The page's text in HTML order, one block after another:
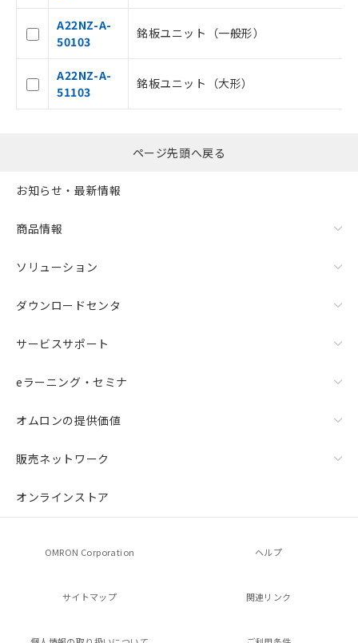
A22NZ-A-
50103
銘板ユニット（一般形）
A22NZ-A-
51103
銘板ユニット（大形）
ページ先頭へ戻る
お知らせ・最新情報
商品情報
ソリューション
ダウンロードセンタ
サービスサポート
eラーニング・セミナ
オムロンの提供価値
販売ネットワーク
オンラインストア
OMRON Corporation ヘルプ
サイトマップ 関連リンク
※当社の共同利用者とは、"個人情報
の共同利用に関して"
の「1.共同利
指します。